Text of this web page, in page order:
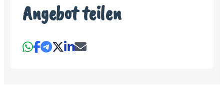
Angebot teilen